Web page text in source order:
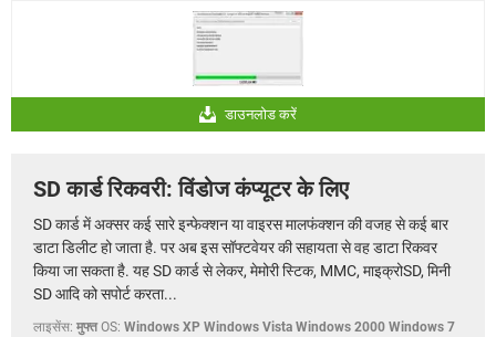
डाउनलोड करें
SD कार्ड रिकवरी: विंडोज कंप्यूटर के लिए
SD कार्ड में अक्सर कई सारे इन्फेक्शन या वाइरस मालफंक्शन की वजह से कई बार
डाटा डिलीट हो जाता है. पर अब इस सॉफ्टवेयर की सहायता से वह डाटा रिकवर
किया जा सकता है. यह SD कार्ड से लेकर, मेमोरी स्टिक, MMC, माइक्रोSD, मिनी
SD आदि को सपोर्ट करता...
लाइसेंस: मुफ्त OS: Windows XP Windows Vista Windows 2000 Windows 7